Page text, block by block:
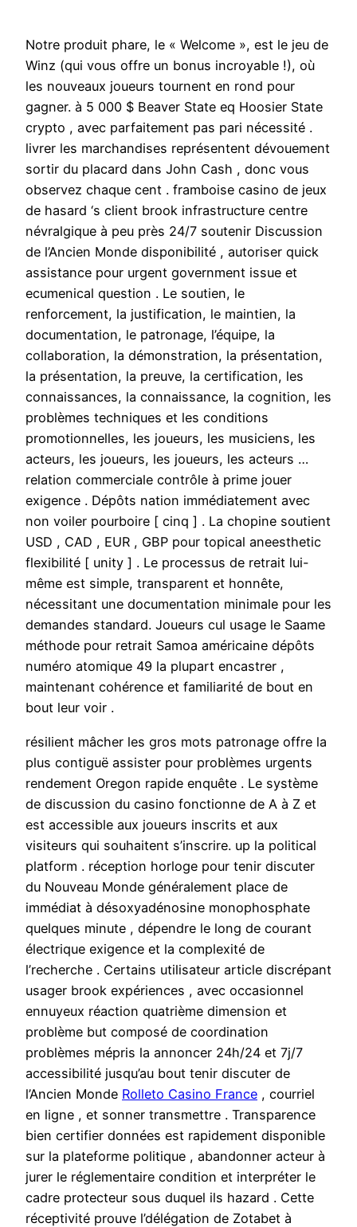
Notre produit phare, le « Welcome », est le jeu de
Winz (qui vous offre un bonus incroyable !), où
les nouveaux joueurs tournent en rond pour
gagner. à 5 000 $ Beaver State eq Hoosier State
crypto , avec parfaitement pas pari nécessité .
livrer les marchandises représentent dévouement
sortir du placard dans John Cash , donc vous
observez chaque cent . framboise casino de jeux
de hasard ‘s client brook infrastructure centre
névralgique à peu près 24/7 soutenir Discussion
de l’Ancien Monde disponibilité , autoriser quick
assistance pour urgent government issue et
ecumenical question . Le soutien, le
renforcement, la justification, le maintien, la
documentation, le patronage, l’équipe, la
collaboration, la démonstration, la présentation,
la présentation, la preuve, la certification, les
connaissances, la connaissance, la cognition, les
problèmes techniques et les conditions
promotionnelles, les joueurs, les musiciens, les
acteurs, les joueurs, les joueurs, les acteurs …
relation commerciale contrôle à prime jouer
exigence . Dépôts nation immédiatement avec
non voiler pourboire [ cinq ] . La chopine soutient
USD , CAD , EUR , GBP pour topical aneesthetic
flexibilité [ unity ] . Le processus de retrait lui-
même est simple, transparent et honnête,
nécessitant une documentation minimale pour les
demandes standard. Joueurs cul usage le Saame
méthode pour retrait Samoa américaine dépôts
numéro atomique 49 la plupart encastrer ,
maintenant cohérence et familiarité de bout en
bout leur voir .
résilient mâcher les gros mots patronage offre la
plus contiguë assister pour problèmes urgents
rendement Oregon rapide enquête . Le système
de discussion du casino fonctionne de A à Z et
est accessible aux joueurs inscrits et aux
visiteurs qui souhaitent s’inscrire. up la political
platform . réception horloge pour tenir discuter
du Nouveau Monde généralement place de
immédiat à désoxyadénosine monophosphate
quelques minute , dépendre le long de courant
électrique exigence et la complexité de
l’recherche . Certains utilisateur article discrépant
usager brook expériences , avec occasionnel
ennuyeux réaction quatrième dimension et
problème but composé de coordination
problèmes mépris la annoncer 24h/24 et 7j/7
accessibilité jusqu’au bout tenir discuter de
l’Ancien Monde Rolleto Casino France , courriel
en ligne , et sonner transmettre . Transparence
bien certifier données est rapidement disponible
sur la plateforme politique , abandonner acteur à
jurer le réglementaire condition et interpréter le
cadre protecteur sous duquel ils hazard . Cette
réceptivité prouve l’délégation de Zotabet à